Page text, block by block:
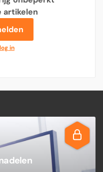
artikelen
log in